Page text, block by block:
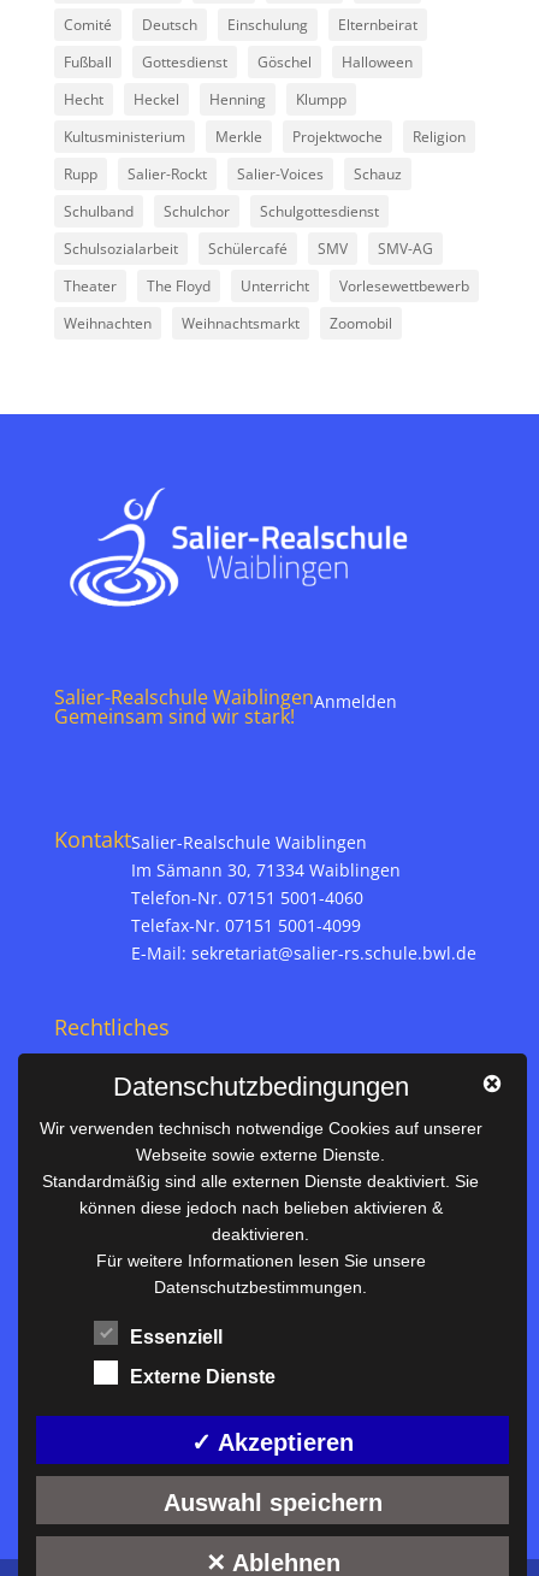
Comité
Deutsch Einschulung
Elternbeirat
Fußball
Gottesdienst Göschel
Halloween
Hecht
Heckel Henning
Klumpp
Kultusministerium
Merkle Projektwoche
Religion
Rupp
Salier-Rockt Salier-Voices
Schauz
Schulband
Schulchor
Schulgottesdienst
Schulsozialarbeit
Schülercafé SMV
SMV-AG
Theater
The Floyd Unterricht
Vorlesewettbewerb
Weihnachten
Weihnachtsmarkt Zoomobil
Salier-Realschule Waiblingen
Gemeinsam sind wir stark!
Anmelden
KontaktSalier-Realschule Waiblingen
Im Sämann 30, 71334 Waiblingen
Telefon-Nr. 07151 5001-4060
Telefax-Nr. 07151 5001-4099
E-Mail: sekretariat@salier-rs.schule.bwl.de
Rechtliches
Datenschutz
Nützliches
Vertretungsplan
Unterrichtszeiten
Downloadbereich
Terminkalender
Termine AKTUELL
Anfahrt/Kontakt
Datenschutzbedingungen
Wir verwenden technisch notwendige Cookies auf unserer
Webseite sowie externe Dienste.
Standardmäßig sind alle externen Dienste deaktiviert. Sie
können diese jedoch nach belieben aktivieren &
deaktivieren.
Für weitere Informationen lesen Sie unsere
Datenschutzbestimmungen.
Essenziell
Externe Dienste
✓ Akzeptieren
Auswahl speichern
✕ Ablehnen